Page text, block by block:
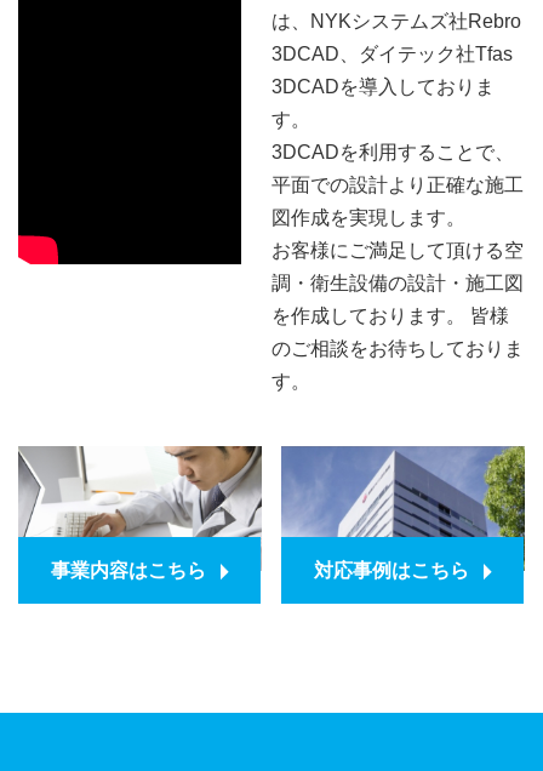
は、NYKシステムズ社Rebro
3DCAD、ダイテック社Tfas
3DCADを導入しておりま
す。
3DCADを利用することで、
平面での設計より正確な施工
図作成を実現します。
お客様にご満足して頂ける空
調・衛生設備の設計・施工図
を作成しております。 皆様
のご相談をお待ちしておりま
す。
事業内容はこちら 対応事例はこちら